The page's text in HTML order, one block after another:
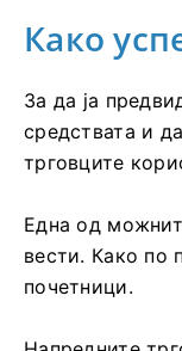
Како
За да ја
средствата и
трговците
Една од
вести. Како по
почетници.